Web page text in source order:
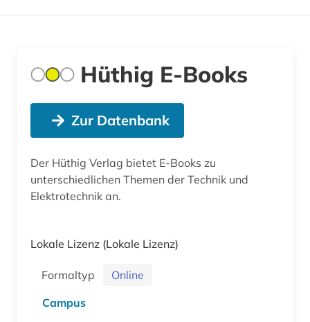
Hüthig E-Books
Zur Datenbank
Der Hüthig Verlag bietet E-Books zu
unterschiedlichen Themen der Technik und
Elektrotechnik an.
Lokale Lizenz (Lokale Lizenz)
Formaltyp
Online
Campus